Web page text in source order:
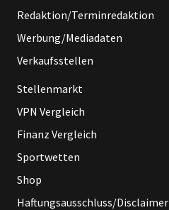
Redaktion/Terminredaktion
Werbung/Mediadaten
Verkaufsstellen
Stellenmarkt
VPN Vergleich
Finanz Vergleich
Sportwetten
Shop
Haftungsausschluss/Disclaimer